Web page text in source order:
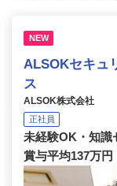
NEW
ALSOKセキュ
ス
ALSOK株式会社
正社員
未経験OK・知識
賞与平均137万円